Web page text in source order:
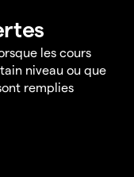
les cours
niveau ou que
remplies